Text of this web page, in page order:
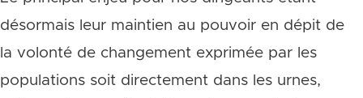
désormais leur maintien au pouvoir en dépit de
la volonté de changement exprimée par les
populations soit directement dans les urnes,